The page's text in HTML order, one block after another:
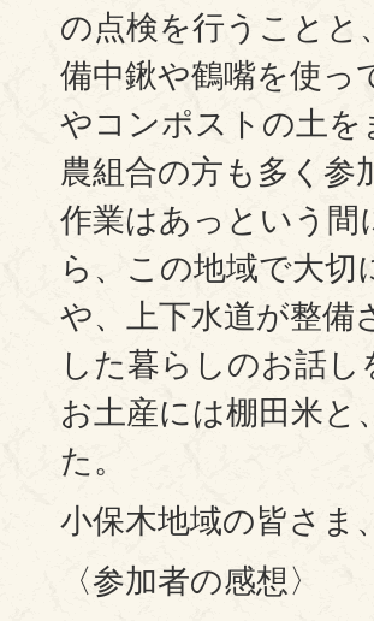
の点検を行うことと
備中鍬や鶴嘴を使っ
やコンポストの土
農組合の方も多く参
作業はあっという
ら、この地域で大
や、上下水道が整備
した暮らしのお話
お土産には棚田米と
た。
小保木地域の皆さま
〈参加者の感想〉